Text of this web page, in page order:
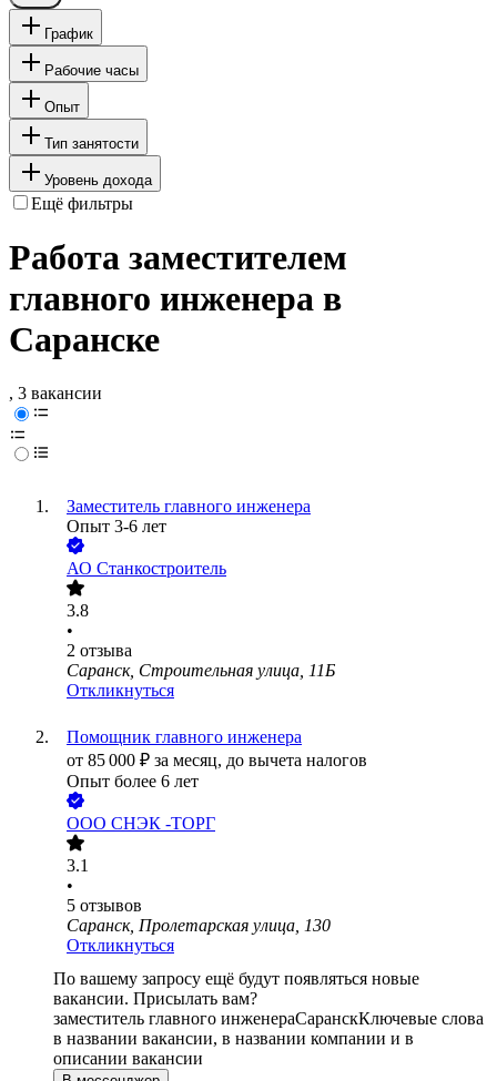
График
Рабочие часы
Опыт
Тип занятости
Уровень дохода
Ещё фильтры
Работа заместителем
главного инженера в
Саранске
, 3 вакансии
Заместитель главного инженера
Опыт 3-6 лет
АО Станкостроитель
3.8
•
2 отзыва
Саранск, Строительная улица, 11Б
Откликнуться
Помощник главного инженера
от 85 000 ₽ за месяц, до вычета налогов
Опыт более 6 лет
ООО СНЭК -ТОРГ
3.1
•
5 отзывов
Саранск, Пролетарская улица, 130
Откликнуться
По вашему запросу ещё будут появляться новые
вакансии. Присылать вам?
заместитель главного инженераСаранскКлючевые слова
в названии вакансии, в названии компании и в
описании вакансии